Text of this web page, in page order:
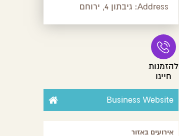
Address: גיבתון 4, ירוחם
להזמנות
חייגו
Business Website
אירועים באזור